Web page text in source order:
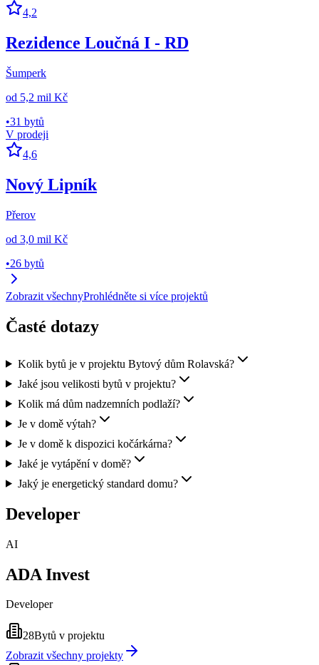
4,2
Rezidence Loučná I - RD
Šumperk
od 5,2 mil Kč
•31 bytů
V prodeji
4,6
Nový Lipník
Přerov
od 3,0 mil Kč
•26 bytů
Zobrazit všechnyProhlédněte si více projektů
Časté dotazy
Kolik bytů je v projektu Bytový dům Rolavská?
Jaké jsou velikosti bytů v projektu?
Kolik má dům nadzemních podlaží?
Je v domě výtah?
Je v domě k dispozici kočárkárna?
Jaké je vytápění v domě?
Jaký je energetický standard domu?
Developer
AI
ADA Invest
Developer
28Bytů v projektu
Zobrazit všechny projekty